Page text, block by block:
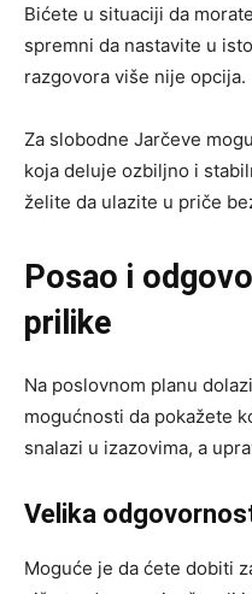
Bićete u situaciji da
spremni da nastavite u
razgovora više nije opcija.
Za slobodne Jarčeve
koja deluje ozbiljno i
želite da ulazite u priče
Posao i
prilike
Na poslovnom planu
mogućnosti da pokažete
snalazi u izazovima, a
Velika
Moguće je da ćete dobiti